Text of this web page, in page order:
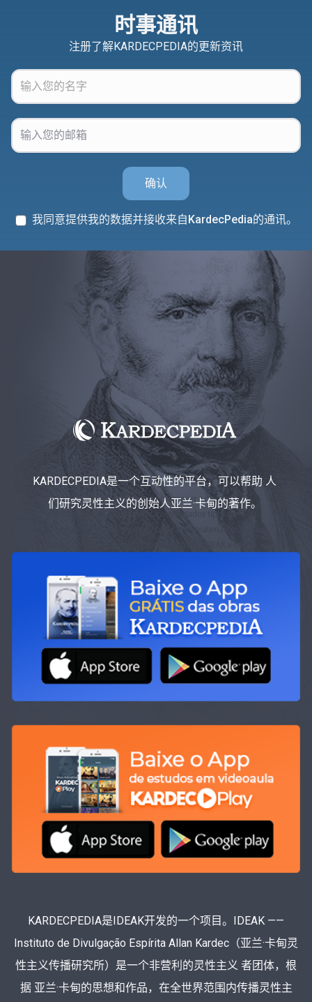
时事通讯
注册了解KARDECPEDIA的更新资讯
确认
我同意提供我的数据并接收来自KardecPedia的通讯。
KARDECPEDIA是一个互动性的平台，可以帮助 人
们研究灵性主义的创始人亚兰·卡甸的著作。
KARDECPEDIA是IDEAK开发的一个项目。IDEAK ——
Instituto de Divulgação Espírita Allan Kardec（亚兰·卡甸灵
性主义传播研究所）是一个非营利的灵性主义 者团体，根
据 亚兰·卡甸的思想和作品，在全世界范围内传播灵性主